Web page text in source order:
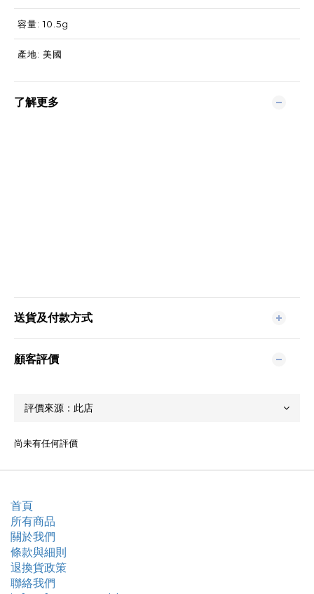
容量: 10.5g
產地: 美國
了解更多
送貨及付款方式
顧客評價
尚未有任何評價
首頁
所有商品
關於我們
條款與細則
退換貨政策
聯絡我們